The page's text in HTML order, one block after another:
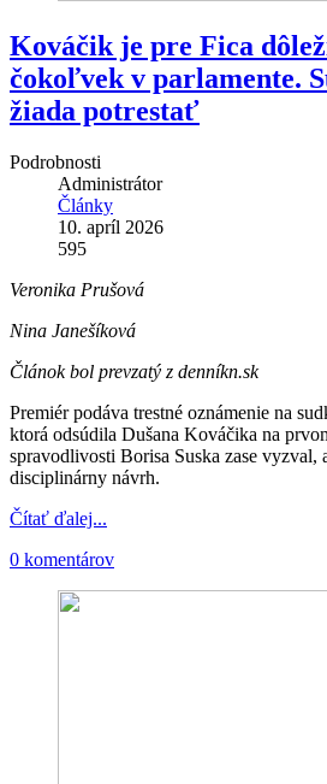
Kováčik je pre Fica
čokoľvek v parlamente.
žiada potrestať
Podrobnosti
Administrátor
Články
10. apríl 2026
595
Veronika Prušová
Nina Janešíková
Článok bol prevzatý z denníkn.sk
Premiér podáva trestné oznámenie na
ktorá odsúdila Dušana Kováčika na
spravodlivosti Borisa Suska zase vyzval,
disciplinárny návrh.
Čítať ďalej...
0 komentárov